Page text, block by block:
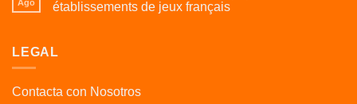
Ago
établissements de jeux français
LEGAL
Contacta con Nosotros